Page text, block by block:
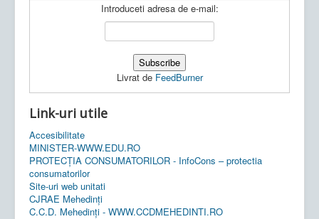
Introduceti adresa de e-mail:
Livrat de FeedBurner
Link-uri utile
Accesibilitate
MINISTER-WWW.EDU.RO
PROTECȚIA CONSUMATORILOR - InfoCons – protectia
consumatorilor
Site-uri web unitati
CJRAE Mehedinți
C.C.D. Mehedinţi - WWW.CCDMEHEDINTI.RO